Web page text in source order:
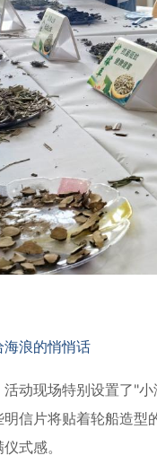
浪的悄悄话
动现场特别设置了"
信片将贴着轮船造
式感。